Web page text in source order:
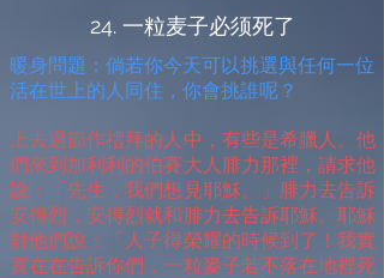
24. 一粒麦子必须死了
暖身問題：倘若你今天可以挑選與任何一位
活在世上的人同住，你會挑誰呢？
上去過節作禮拜的人中，有些是希臘人。他
們來到加利利的伯賽大人腓力那裡，請求他
說：「先生，我們想見耶穌。」腓力去告訴
安得烈，安得烈就和腓力去告訴耶穌。耶穌
對他們說：「人子得榮耀的時候到了！我實
實在在告訴你們，一粒麥子若不落在地裡死